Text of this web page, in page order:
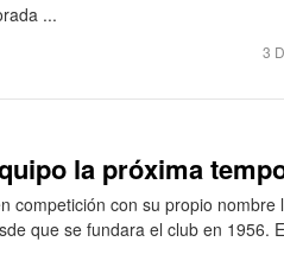
...
3
la próxima
competición con su propio
que se fundara el club en 1956.